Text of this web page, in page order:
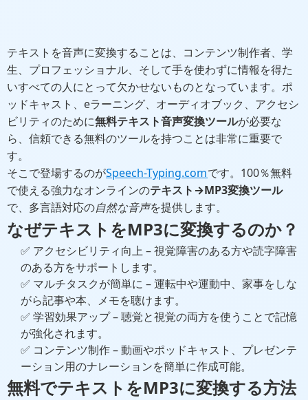
テキストを音声に変換することは、コンテンツ制作者、学
生、プロフェッショナル、そして手を使わずに情報を得た
いすべての人にとって欠かせないものとなっています。ポ
ッドキャスト、eラーニング、オーディオブック、アクセシ
ビリティのために無料テキスト音声変換ツールが必要な
ら、信頼できる無料のツールを持つことは非常に重要で
す。
そこで登場するのがSpeech-Typing.comです。100％無料
で使える強力なオンラインのテキスト→MP3変換ツール
で、多言語対応の自然な音声を提供します。
なぜテキストをMP3に変換するのか？
✅ アクセシビリティ向上 – 視覚障害のある方や読字障害
のある方をサポートします。
✅ マルチタスクが簡単に – 運転中や運動中、家事をしな
がら記事や本、メモを聴けます。
✅ 学習効果アップ – 聴覚と視覚の両方を使うことで記憶
が強化されます。
✅ コンテンツ制作 – 動画やポッドキャスト、プレゼンテ
ーション用のナレーションを簡単に作成可能。
無料でテキストをMP3に変換する方法